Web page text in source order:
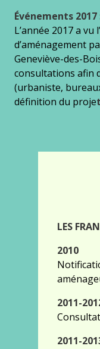
Événements
L’année 2017 a
d’aménagement
Geneviève-des-
consultations afin
(urbaniste,
définition du proje
LES
2010
2011-
2011-